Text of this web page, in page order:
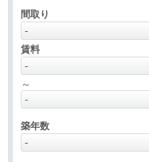
間取り
賃料
～
築年数